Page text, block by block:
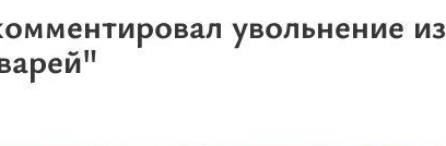
увольнение из